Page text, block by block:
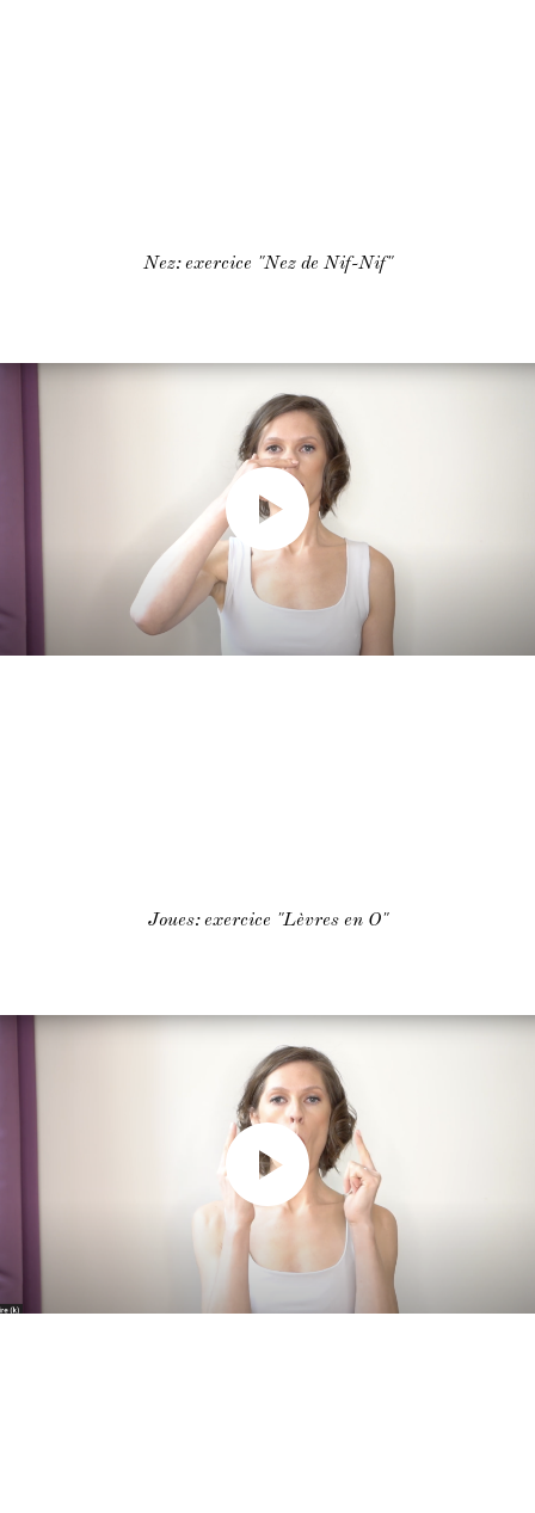
Nez: exercice "Nez de Nif-Nif"
Joues: exercice "Lèvres en O"